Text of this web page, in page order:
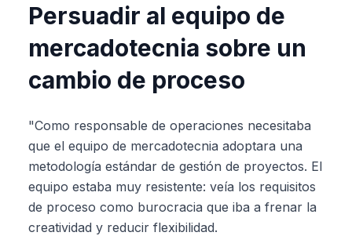
Persuadir al equipo de
mercadotecnia sobre un
cambio de proceso
"Como responsable de operaciones necesitaba
que el equipo de mercadotecnia adoptara una
metodología estándar de gestión de proyectos. El
equipo estaba muy resistente: veía los requisitos
de proceso como burocracia que iba a frenar la
creatividad y reducir flexibilidad.